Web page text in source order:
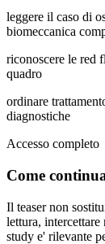
leggere il caso di
biomeccanica
riconoscere le red
quadro
ordinare
diagnostiche
Accesso completo
Come
Il teaser non
lettura, intercettare
study e' rilevante